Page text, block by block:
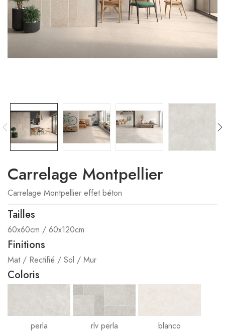
Carrelage Montpellier
Carrelage Montpellier effet béton
Tailles
60x60cm / 60x120cm
Finitions
Mat / Rectifié / Sol / Mur
Coloris
perla rlv perla blanco